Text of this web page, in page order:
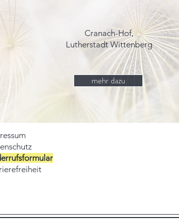
Cranach-Hof,
Lutherstadt Wittenberg
mehr dazu